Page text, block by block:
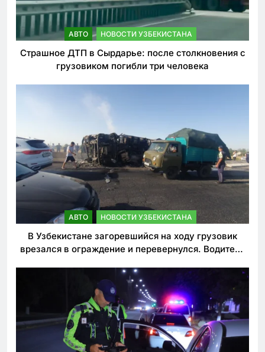
АВТО НОВОСТИ УЗБЕКИСТАНА
Страшное ДТП в Сырдарье: после столкновения с
грузовиком погибли три человека
АВТО НОВОСТИ УЗБЕКИСТАНА
В Узбекистане загоревшийся на ходу грузовик
врезался в ограждение и перевернулся. Водитель